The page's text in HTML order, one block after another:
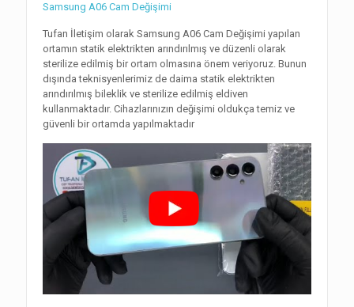
Samsung A06 Cam Değişimi
Tufan İletişim olarak Samsung A06 Cam Değişimi yapılan
ortamın statik elektrikten arındırılmış ve düzenli olarak
sterilize edilmiş bir ortam olmasına önem veriyoruz. Bunun
dışında teknisyenlerimiz de daima statik elektrikten
arındırılmış bileklik ve sterilize edilmiş eldiven
kullanmaktadır. Cihazlarınızın değişimi oldukça temiz ve
güvenli bir ortamda yapılmaktadır